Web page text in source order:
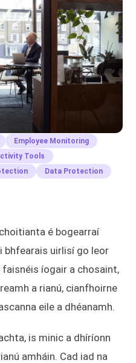
Employee Monitoring
Tools
Data Protection
é bogearraí
uirlisí go leor
íogair a chosaint,
a rianú, cianfhoirne
eile a dhéanamh.
is minic a dhíríonn
amháin. Cad iad na